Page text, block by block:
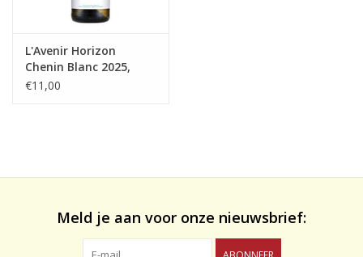
L'Avenir Horizon
Chenin Blanc 2025,
Stellenbosch
€11,00
Meld je aan voor onze nieuwsbrief: